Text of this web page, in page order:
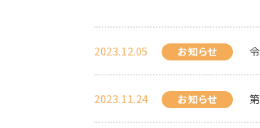
2023.12.05 お知らせ
2023.11.24 お知らせ